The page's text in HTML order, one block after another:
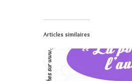
Articles similaires